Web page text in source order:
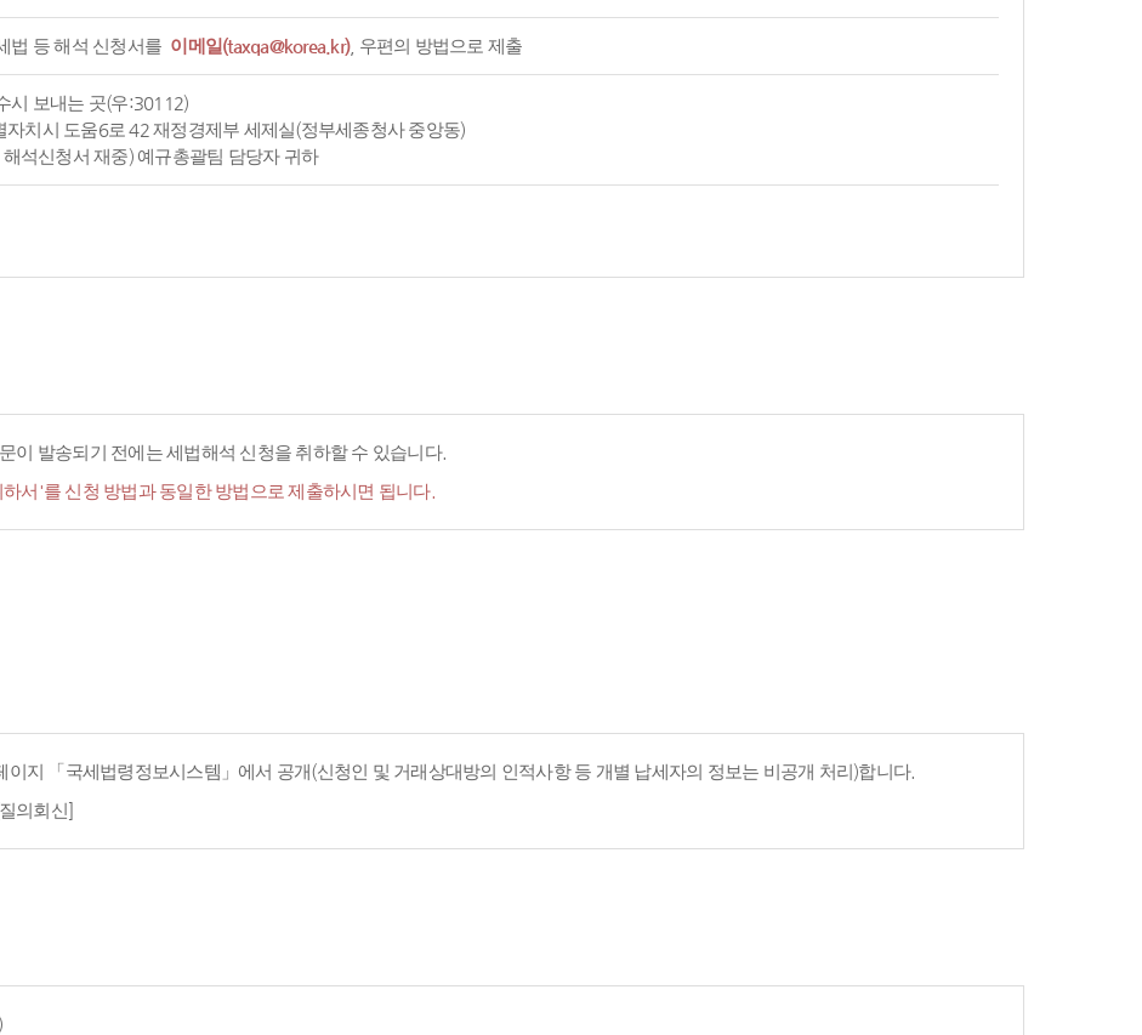
법 등 해석 신청서를 이메일(taxqa@korea.kr), 우편의 방법으로 제출
시 보내는 곳(우:30112)
자치시 도움6로 42 재정경제부 세제실(정부세종청사 중앙동)
해석신청서 재중) 예규총괄팀 담당자 귀하
이 발송되기 전에는 세법해석 신청을 취하할 수 있습니다.
서'를 신청 방법과 동일한 방법으로 제출하시면 됩니다.
지 「국세법령정보시스템」에서 공개(신청인 및 거래상대방의 인적사항 등 개별 납세자의 정보는 비공개 처리)합니다.
의회신]